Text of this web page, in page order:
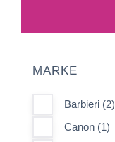
MARKE
Barbieri (2)
Canon (1)